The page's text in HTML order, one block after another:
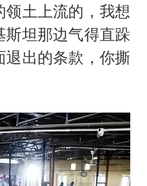
土上流的，我想
坦那边气得直跺
出的条款，你撕